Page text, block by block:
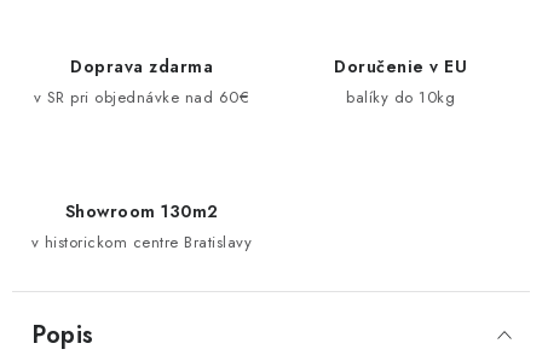
Doprava zdarma
v SR pri objednávke nad 60€
Doručenie v EU
balíky do 10kg
Showroom 130m2
v historickom centre Bratislavy
Popis